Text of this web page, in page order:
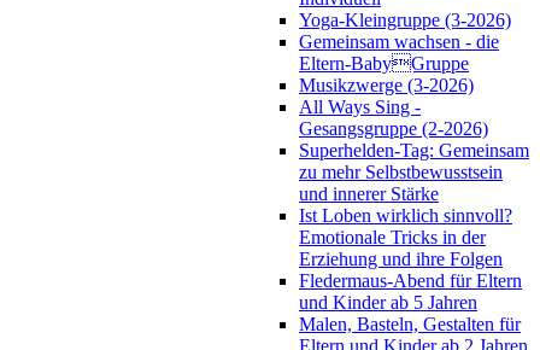
Yoga-Kleingruppe (3-2026)
Gemeinsam wachsen - die
Eltern-BabyGruppe
Musikzwerge (3-2026)
All Ways Sing -
Gesangsgruppe (2-2026)
Superhelden-Tag: Gemeinsam
zu mehr Selbstbewusstsein
und innerer Stärke
Ist Loben wirklich sinnvoll?
Emotionale Tricks in der
Erziehung und ihre Folgen
Fledermaus-Abend für Eltern
und Kinder ab 5 Jahren
Malen, Basteln, Gestalten für
Eltern und Kinder ab 2 Jahren